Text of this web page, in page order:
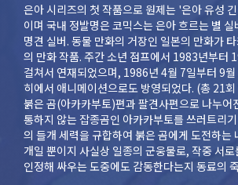
은아 시리즈의 첫 작품으로 원제는 '은아 유성
이며 국내 정발명은 코믹스는 은아 흐르는 별
명견 실버. 동물 만화의 거장인 일본의 만화가 타카하시 요시히로[1]
의 만화 작품. 주간 소년 점프에서 1983년부터
걸쳐서 연재되었으며, 1986년 4월 7일부터 9
히에서 애니메이션으로도 방영되었다. (총 21회 완결) 이야
붉은 곰(아카카부토)편과 팔견사편으로 나누어
통하지 않는 잡종곰인 아카카부토를 쓰러트리
의 들개 세력을 규합하여 붉은 곰에게 도전하는
개일 뿐이지 사실상 일종의 군웅물로, 작중 서
인정해 싸우는 도중에도 감동한다는지 동료의